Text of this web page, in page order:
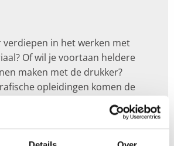
verdiepen in het werken met
Of wil je voortaan heldere
maken met de drukker?
opleidingen komen de
van het grafische proces